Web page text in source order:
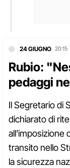
24 GIUGNO 20:15
Rubio:
pedaggi
Il Segretario di
dichiarato di
all'imposizione
transito nello
la sicurezza